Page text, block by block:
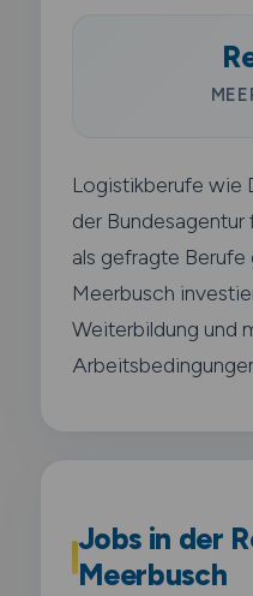
Logistikberufe wie
der
als gefragte
Meerbusch
Weiterbildung und
Jobs in der
Meerbusch